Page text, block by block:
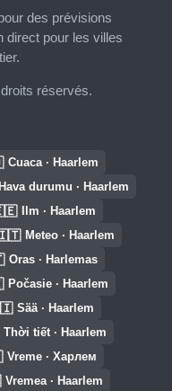
des prévisions
direct pour les villes
réservés.
Cuaca · Haarlem
Hava durumu · Haarlem
Ilm · Haarlem
Meteo · Haarlem
Oras · Harlemas
Počasie · Haarlem
Sää · Haarlem
Thời tiết · Haarlem
Vreme · Харлем
Vremea · Haarlem